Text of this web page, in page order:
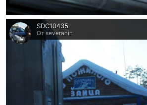
SDC10435
От severanin